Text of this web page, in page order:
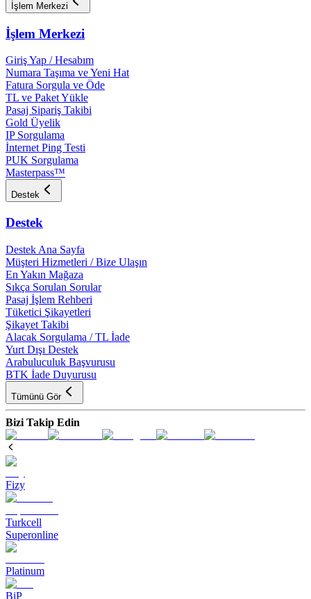
İşlem Merkezi
İşlem Merkezi
Giriş Yap / Hesabım
Numara Taşıma ve Yeni Hat
Fatura Sorgula ve Öde
TL ve Paket Yükle
Pasaj Sipariş Takibi
Gold Üyelik
IP Sorgulama
İnternet Ping Testi
PUK Sorgulama
Masterpass™
Destek
Destek
Destek Ana Sayfa
Müşteri Hizmetleri / Bize Ulaşın
En Yakın Mağaza
Sıkça Sorulan Sorular
Pasaj İşlem Rehberi
Tüketici Şikayetleri
Şikayet Takibi
Alacak Sorgulama / TL İade
Yurt Dışı Destek
Arabuluculuk Başvurusu
BTK İade Duyurusu
Tümünü Gör
Bizi Takip Edin
Fizy
Turkcell
Superonline
Platinum
BiP